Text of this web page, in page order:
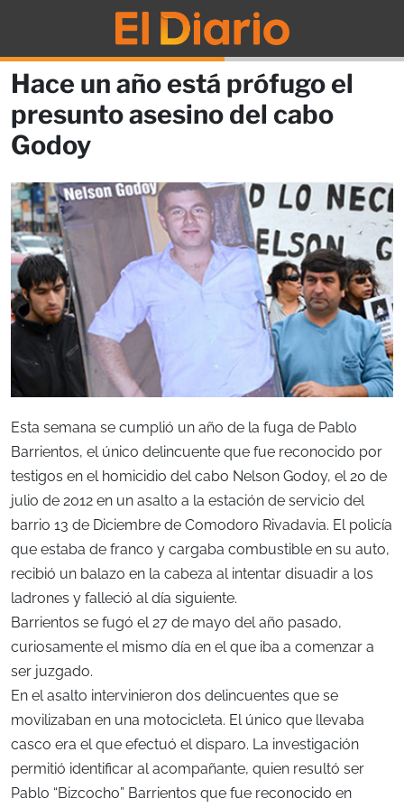
Hace un año está prófugo el
presunto asesino del cabo
Godoy
Esta semana se cumplió un año de la fuga de Pablo
Barrientos, el único delincuente que fue reconocido por
testigos en el homicidio del cabo Nelson Godoy, el 20 de
julio de 2012 en un asalto a la estación de servicio del
barrio 13 de Diciembre de Comodoro Rivadavia. El policía
que estaba de franco y cargaba combustible en su auto,
recibió un balazo en la cabeza al intentar disuadir a los
ladrones y falleció al día siguiente.
Barrientos se fugó el 27 de mayo del año pasado,
curiosamente el mismo día en el que iba a comenzar a
ser juzgado.
En el asalto intervinieron dos delincuentes que se
movilizaban en una motocicleta. El único que llevaba
casco era el que efectuó el disparo. La investigación
permitió identificar al acompañante, quien resultó ser
Pablo “Bizcocho” Barrientos que fue reconocido en